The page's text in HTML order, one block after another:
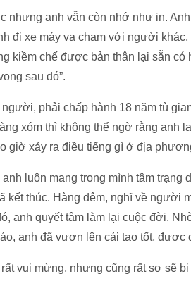
nhưng anh vẫn còn nhớ như in.
đi xe máy va chạm với người
kiềm chế được bản thân lại sẵn
sau đó”.
phải chấp hành 18 năm tù
xóm thì không thể ngờ rằng anh
giờ xảy ra điều tiếng gì ở địa
luôn mang trong mình tâm trạng
kết thúc. Hàng đêm, nghĩ về người
anh quyết tâm làm lại cuộc đời.
anh đã vươn lên cải tạo tốt, được
vui mừng, nhưng cũng rất sợ sẽ